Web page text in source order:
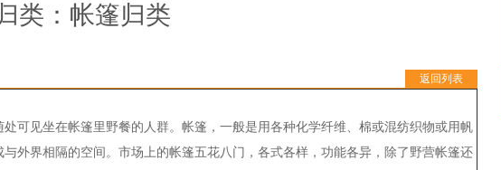
类：帐篷归类
返回列表
可见坐在帐篷里野餐的人群。帐篷，一般是用各种化学纤维、棉或混纺织物或用帆
外界相隔的空间。市场上的帐篷五花八门，各式各样，功能各异，除了野营帐篷还